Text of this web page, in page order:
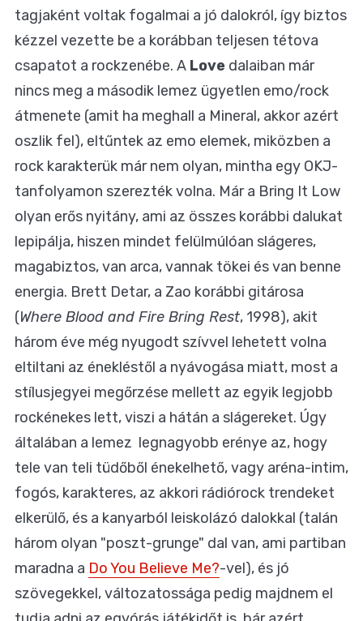
tagjaként voltak fogalmai a jó dalokról, így biztos
kézzel vezette be a korábban teljesen tétova
csapatot a rockzenébe. A Love dalaiban már
nincs meg a második lemez ügyetlen emo/rock
átmenete (amit ha meghall a Mineral, akkor azért
oszlik fel), eltűntek az emo elemek, miközben a
rock karakterük már nem olyan, mintha egy OKJ-
tanfolyamon szerezték volna. Már a Bring It Low
olyan erős nyitány, ami az összes korábbi dalukat
lepipálja, hiszen mindet felülmúlóan slágeres,
magabiztos, van arca, vannak tökei és van benne
energia. Brett Detar, a Zao korábbi gitárosa
(Where Blood and Fire Bring Rest, 1998), akit
három éve még nyugodt szívvel lehetett volna
eltiltani az énekléstől a nyávogása miatt, most a
stílusjegyei megőrzése mellett az egyik legjobb
rockénekes lett, viszi a hátán a slágereket. Úgy
általában a lemez legnagyobb erénye az, hogy
tele van teli tüdőből énekelhető, vagy aréna-intim,
fogós, karakteres, az akkori rádiórock trendeket
elkerülő, és a kanyarból leiskolázó dalokkal (talán
három olyan "poszt-grunge" dal van, ami partiban
maradna a Do You Believe Me?-vel), és jó
szövegekkel, változatossága pedig majdnem el